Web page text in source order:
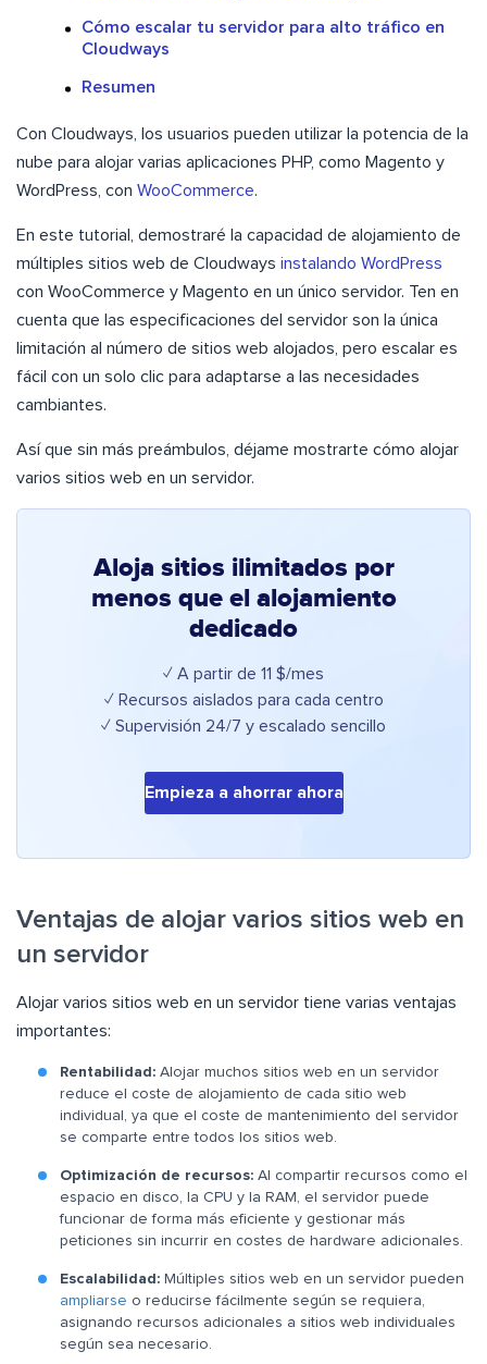
Cómo escalar tu servidor para alto tráfico en
Cloudways
Resumen
Con Cloudways, los usuarios pueden utilizar la potencia de la
nube para alojar varias aplicaciones PHP, como Magento y
WordPress, con WooCommerce.
En este tutorial, demostraré la capacidad de alojamiento de
múltiples sitios web de Cloudways instalando WordPress
con WooCommerce y Magento en un único servidor. Ten en
cuenta que las especificaciones del servidor son la única
limitación al número de sitios web alojados, pero escalar es
fácil con un solo clic para adaptarse a las necesidades
cambiantes.
Así que sin más preámbulos, déjame mostrarte cómo alojar
varios sitios web en un servidor.
Aloja sitios ilimitados por
menos que el alojamiento
dedicado
✓ A partir de 11 $/mes
✓ Recursos aislados para cada centro
✓ Supervisión 24/7 y escalado sencillo
Empieza a ahorrar ahora
Ventajas de alojar varios sitios web en
un servidor
Alojar varios sitios web en un servidor tiene varias ventajas
importantes:
Rentabilidad: Alojar muchos sitios web en un servidor
reduce el coste de alojamiento de cada sitio web
individual, ya que el coste de mantenimiento del servidor
se comparte entre todos los sitios web.
Optimización de recursos: Al compartir recursos como el
espacio en disco, la CPU y la RAM, el servidor puede
funcionar de forma más eficiente y gestionar más
peticiones sin incurrir en costes de hardware adicionales.
Escalabilidad: Múltiples sitios web en un servidor pueden
ampliarse o reducirse fácilmente según se requiera,
asignando recursos adicionales a sitios web individuales
según sea necesario.